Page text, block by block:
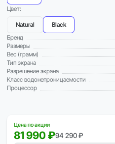
Цвет:
Natural
Black
Бренд
Размеры
Вес (грамм)
Тип экрана
Разрешение экрана
Класс водонепроницаемости
Процессор
Цена по акции
81 990 ₽94 290 ₽